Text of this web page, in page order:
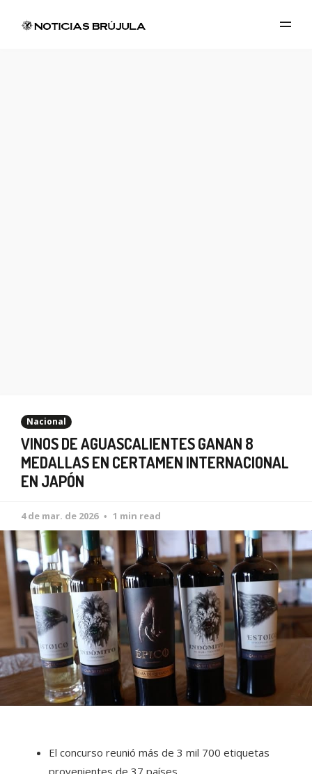
Nacional
VINOS DE AGUASCALIENTES GANAN 8
MEDALLAS EN CERTAMEN INTERNACIONAL
EN JAPÓN
4 de mar. de 2026 1 min read
El concurso reunió más de 3 mil 700 etiquetas
provenientes de 37 países